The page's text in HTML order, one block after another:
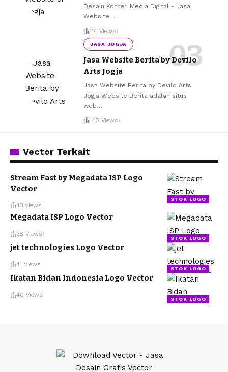
Desain Konten Media Digital - Jasa
Website…
114 Views
JASA JOGJA
Jasa Website Berita by Devilo
Arts Jogja
Jasa Website Berita by Devilo Arts
Jogja Website Berita adalah situs
web…
140 Views
Vector Terkait
STOK LOGO
Stream Fast by Megadata ISP Logo
Vector
43 Views
STOK LOGO
Megadata ISP Logo Vector
38 Views
STOK LOGO
jet technologies Logo Vector
41 Views
STOK LOGO
Ikatan Bidan Indonesia Logo Vector
40 Views